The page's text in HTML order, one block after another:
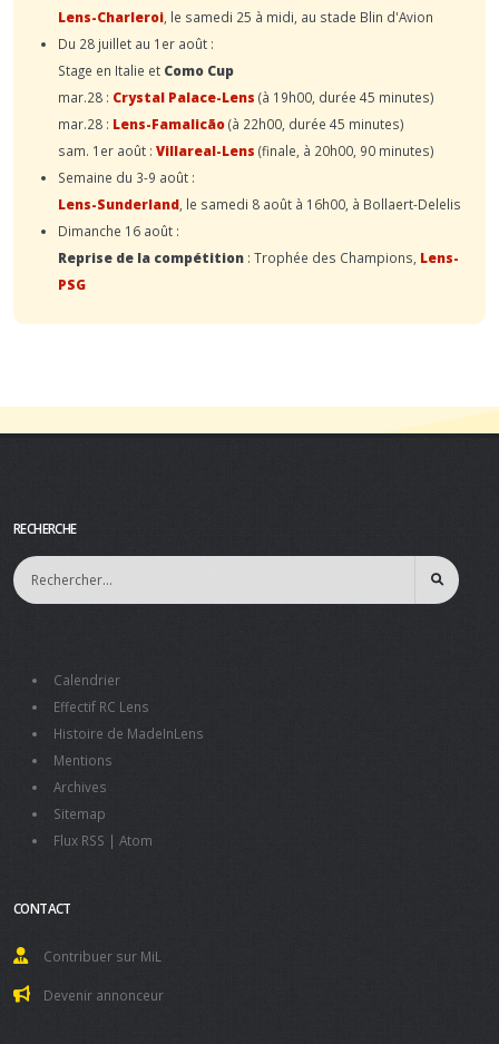
Lens-Charleroi , le samedi 25 à midi, au stade Blin d'Avion
Du 28 juillet au 1er août :
Stage en Italie et Como Cup
mar.28 : Crystal Palace-Lens (à 19h00, durée 45 minutes)
mar.28 : Lens-Famalicão(à 22h00, durée 45 minutes)
sam. 1er août : Villareal-Lens (finale, à 20h00, 90 minutes)
Semaine du 3-9 août :
Lens-Sunderland , le samedi 8 août à 16h00, à Bollaert-Delelis
Dimanche 16 août :
Reprise de la compétition : Trophée des Champions, Lens-
PSG
RECHERCHE
Calendrier
Effectif RC Lens
Histoire de MadeInLens
Mentions
Archives
Sitemap
Flux RSS | Atom
CONTACT
Contribuer sur MiL
Devenir annonceur